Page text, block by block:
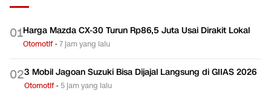
01Harga Mazda CX-30 Turun Rp86,5 Juta Usai Dirakit Lokal
Otomotif•7 jam yang lalu
023 Mobil Jagoan Suzuki Bisa Dijajal Langsung di GIIAS 2026
Otomotif• 5 jam yang lalu